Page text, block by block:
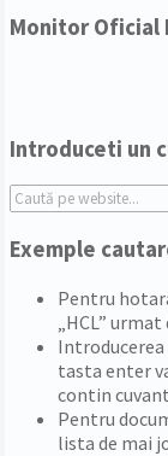
Monitor Oficial
Introduceti un
Search:
Exemple
Pentru
„HCL”
Introducerea
tasta enter
contin
Pentru
lista de mai